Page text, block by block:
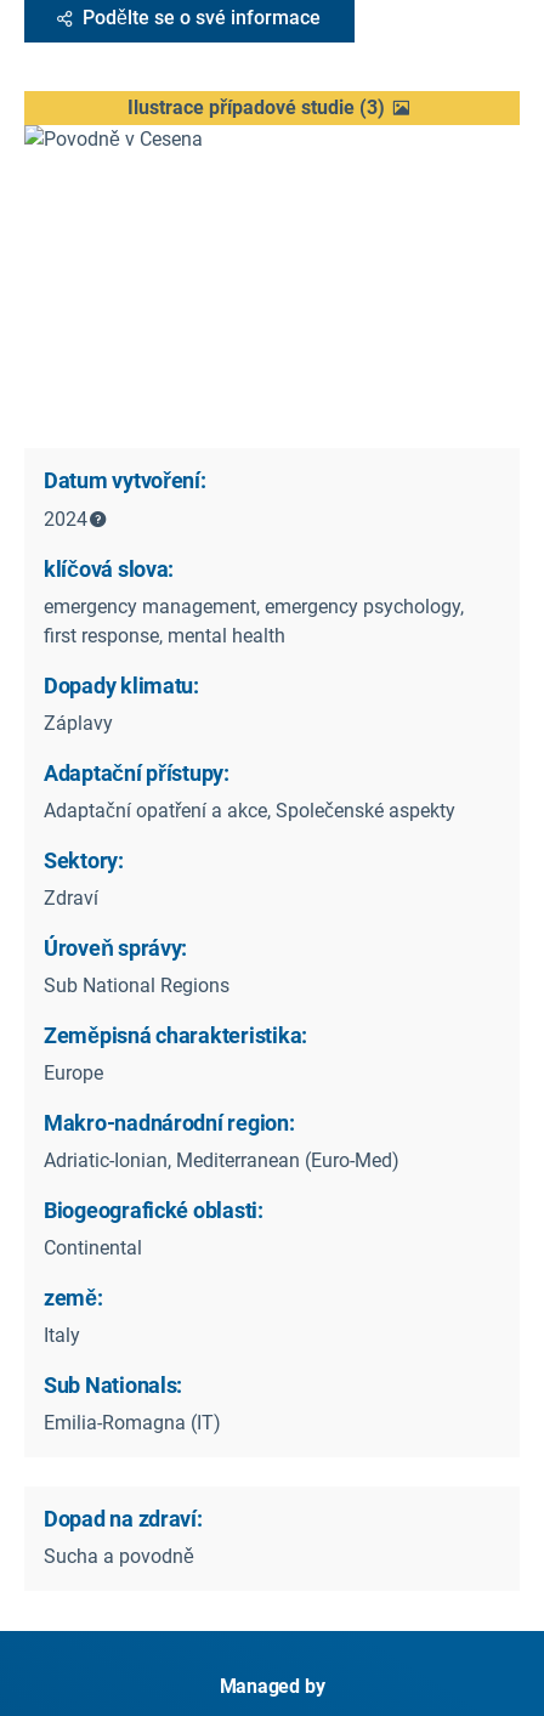
Podělte se o své informace
Ilustrace případové studie(3)
Datum vytvoření:
2024
klíčová slova:
emergency management, emergency psychology,
first response, mental health
Dopady klimatu:
Záplavy
Adaptační přístupy:
Adaptační opatření a akce, Společenské aspekty
Sektory:
Zdraví
Úroveň správy:
Sub National Regions
Zeměpisná charakteristika:
Europe
Makro-nadnárodní region:
Adriatic-Ionian, Mediterranean (Euro-Med)
Biogeografické oblasti:
Continental
země:
Italy
Sub Nationals:
Emilia-Romagna (IT)
Dopad na zdraví:
Sucha a povodně
Managed by